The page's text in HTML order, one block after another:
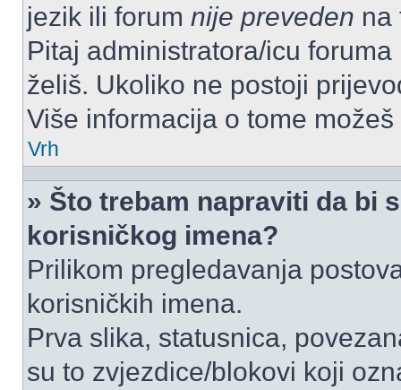
jezik ili forum nije preveden na
Pitaj administratora/icu
želiš. Ukoliko ne postoji
Više informacija o tome
Vrh
» Što trebam napraviti da bi
korisničkog imena?
Prilikom pregledavanja
korisničkih imena.
Prva slika, statusnica,
su to zvjezdice/blokovi koji